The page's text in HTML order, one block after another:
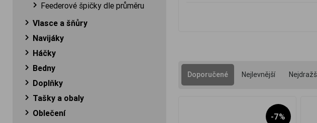
Feederové špičky dle průměru
Vlasce a šňůry
Navijáky
Háčky
Bedny
Doplňky
Tašky a obaly
Oblečení
Doporučené Nejlevnější
-7%